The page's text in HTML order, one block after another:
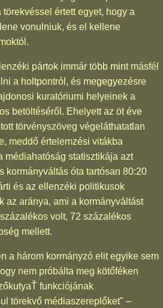
értett egyet, hogy a
vonulniuk, és el kellene
pártok immár több mint másfél
a holtpontról, és megegyezésre
kuratóriumi helyeinek a
betöltéséről. Ehelyett az öt éve
törvényszöveg végeláthatatlan
meddő értelemzési vitákba
médiahatóság statisztikája azt
kormányváltás óta tartósan 80:20
és az ellenzéki politikusok
az aránya, ami a kormányváltást
volt, 72 százalékos
mellett.
a három kormányzó elit egyike sem
nem próbálta meg kötőféken
funkciójának
törekvő médiaszereplőket" –